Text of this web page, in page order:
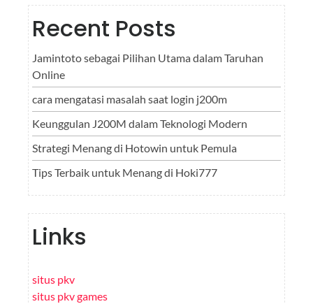
Recent Posts
Jamintoto sebagai Pilihan Utama dalam Taruhan
Online
cara mengatasi masalah saat login j200m
Keunggulan J200M dalam Teknologi Modern
Strategi Menang di Hotowin untuk Pemula
Tips Terbaik untuk Menang di Hoki777
Links
situs pkv
situs pkv games